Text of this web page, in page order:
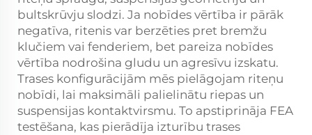
bultskrūvju slodzi. Ja nobīdes vērtība ir pārāk
negatīva, ritenis var berzēties pret bremžu
klučiem vai fenderiem, bet pareiza nobīdes
vērtība nodrošina gludu un agresīvu izskatu.
Trases konfigurācijām mēs pielāgojam riteņu
nobīdi, lai maksimāli palielinātu riepas un
suspensijas kontaktvirsmu. To apstiprināja FEA
testēšana, kas pierādīja izturību trases